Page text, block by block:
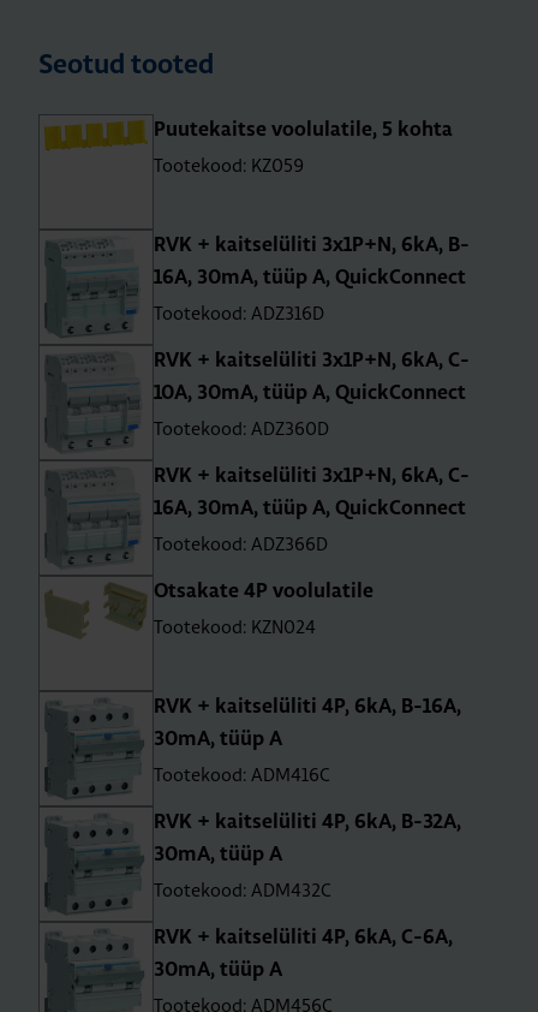
Seotud tooted
Puu­te­kaitse voo­lu­la­tile, 5 kohta
Tootekood: KZ059
RVK + kait­se­lü­liti 3x1P+N, 6kA, B-
16A, 30mA, tüüp A, QuickCon­nect
Tootekood: ADZ316D
RVK + kait­se­lü­liti 3x1P+N, 6kA, C-
10A, 30mA, tüüp A, QuickCon­nect
Tootekood: ADZ360D
RVK + kait­se­lü­liti 3x1P+N, 6kA, C-
16A, 30mA, tüüp A, QuickCon­nect
Tootekood: ADZ366D
Otsa­kate 4P voo­lu­la­tile
Tootekood: KZN024
RVK + kait­se­lü­liti 4P, 6kA, B-16A,
30mA, tüüp A
Tootekood: ADM416C
RVK + kait­se­lü­liti 4P, 6kA, B-32A,
30mA, tüüp A
Tootekood: ADM432C
RVK + kait­se­lü­liti 4P, 6kA, C-6A,
30mA, tüüp A
Tootekood: ADM456C